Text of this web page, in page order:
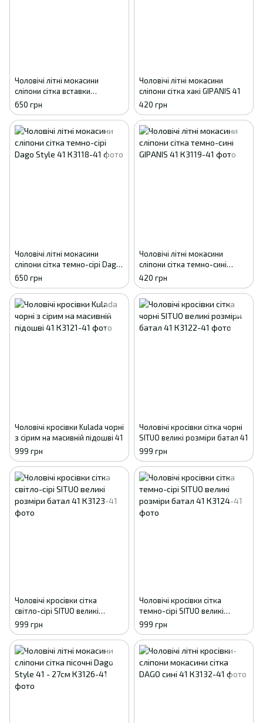
Чоловічі літні мокасини
сліпони сітка вставки
екошкіра чорні Dago Style 41
650 грн
Чоловічі літні мокасини
сліпони сітка хакі GIPANIS 41
420 грн
Чоловічі літні мокасини
сліпони сітка темно-сірі Dago
Style 41
650 грн
Чоловічі літні мокасини
сліпони сітка темно-сині
GIPANIS 41
420 грн
Чоловічі кросівки Kulada чорні
з сірим на масивній підошві 41
999 грн
Чоловічі кросівки сітка чорні
SITUO великі розміри батал 41
999 грн
Чоловічі кросівки сітка
світло-сірі SITUO великі
розміри батал 41
999 грн
Чоловічі кросівки сітка
темно-сірі SITUO великі
розміри батал 41
999 грн